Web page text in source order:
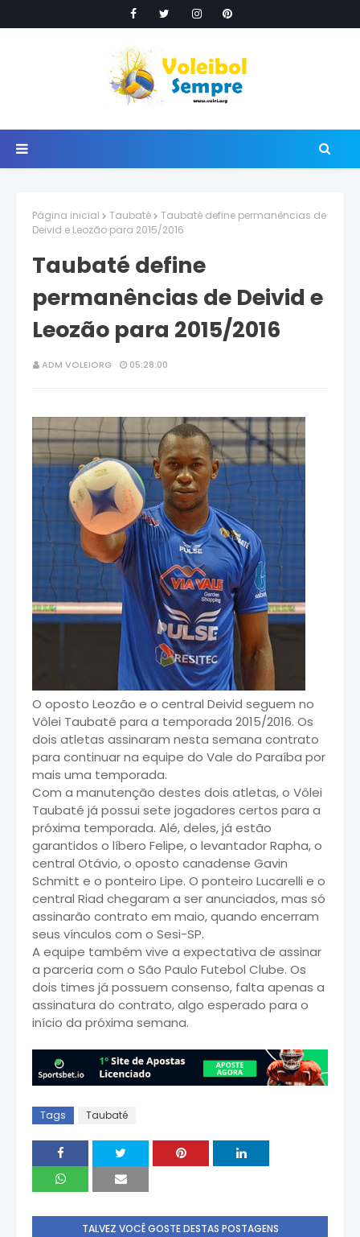
Página inicial Taubaté
Taubaté define permanências de
Deivid e Leozão para 2015/2016
Taubaté define
permanências de Deivid e
Leozão para 2015/2016
ADM VOLEIORG 05:28:00
O oposto Leozão e o central Deivid seguem no
Vôlei Taubaté para a temporada 2015/2016. Os
dois atletas assinaram nesta semana contrato
para continuar na equipe do Vale do Paraíba por
mais uma temporada.
Com a manutenção destes dois atletas, o Vôlei
Taubaté já possui sete jogadores certos para a
próxima temporada. Alé, deles, já estão
garantidos o líbero Felipe, o levantador Rapha, o
central Otávio, o oposto canadense Gavin
Schmitt e o ponteiro Lipe. O ponteiro Lucarelli e o
central Riad chegaram a ser anunciados, mas só
assinarão contrato em maio, quando encerram
seus vínculos com o Sesi-SP.
A equipe também vive a expectativa de assinar
a parceria com o São Paulo Futebol Clube. Os
dois times já possuem consenso, falta apenas a
assinatura do contrato, algo esperado para o
início da próxima semana.
Tags Taubaté
TALVEZ VOCÊ GOSTE DESTAS POSTAGENS